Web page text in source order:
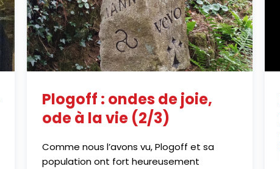
Plogoff : ondes de joie,
ode à la vie (2/3)
Comme nous l’avons vu, Plogoff et sa
population ont fort heureusement